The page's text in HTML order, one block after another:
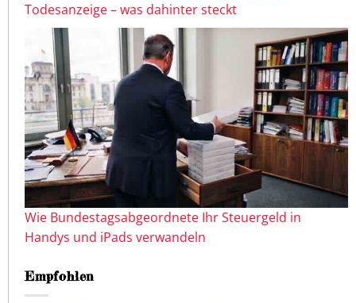
Todesanzeige – was dahinter steckt
Wie Bundestagsabgeordnete Ihr Steuergeld in
Handys und iPads verwandeln
Empfohlen